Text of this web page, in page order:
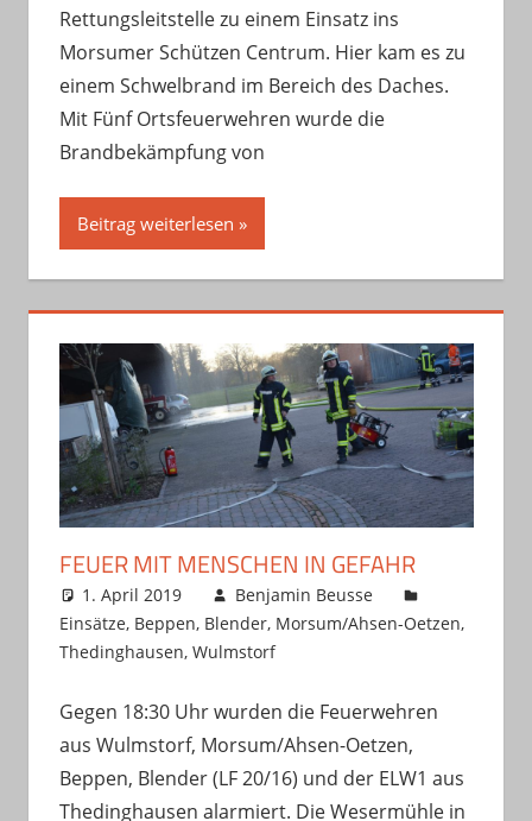
Rettungsleitstelle zu einem Einsatz ins
Morsumer Schützen Centrum. Hier kam es zu
einem Schwelbrand im Bereich des Daches.
Mit Fünf Ortsfeuerwehren wurde die
Brandbekämpfung von
Beitrag weiterlesen
FEUER MIT MENSCHEN IN GEFAHR
1. April 2019
Benjamin Beusse
Einsätze, Beppen, Blender, Morsum/Ahsen-Oetzen,
Thedinghausen, Wulmstorf
Gegen 18:30 Uhr wurden die Feuerwehren
aus Wulmstorf, Morsum/Ahsen-Oetzen,
Beppen, Blender (LF 20/16) und der ELW1 aus
Thedinghausen alarmiert. Die Wesermühle in